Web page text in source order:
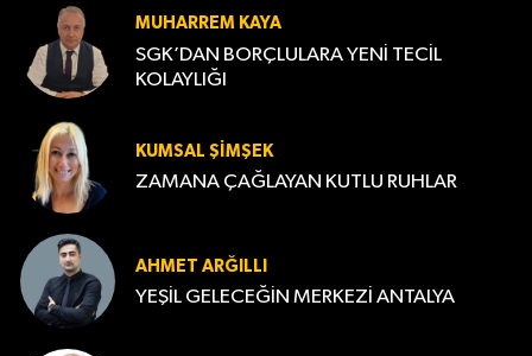
MUHARREM KAYA
SGK’DAN BORÇLULARA YENİ TECİL
KOLAYLIĞI
KUMSAL ŞIMŞEK
ZAMANA ÇAĞLAYAN KUTLU RUHLAR
AHMET ARĞILLI
YEŞİL GELECEĞİN MERKEZİ ANTALYA